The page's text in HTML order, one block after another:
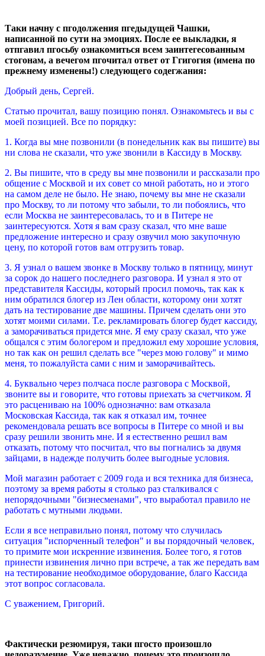
Таки начну с пгодолжения пгедыдущей Чашки,
написанной по сути на эмоциях. После ее выкладки, я
отпгавил пгосьбу ознакомиться всем заинтегесованным
стогонам, а вечегом пгочитал ответ от Ггигогия (имена по
прежнему изменены!) следующего содегжания:
Добрый день, Сергей.
Статью прочитал, вашу позицию понял. Ознакомьтесь и вы с
моей позицией. Все по порядку:
1. Когда вы мне позвонили (в понедельник как вы пишите) вы
ни слова не сказали, что уже звонили в Кассиду в Москву.
2. Вы пишите, что в среду вы мне позвонили и рассказали про
общение с Москвой и их совет со мной работать, но и этого
на самом деле не было. Не знаю, почему вы мне не сказали
про Москву, то ли потому что забыли, то ли побоялись, что
если Москва не заинтересовалась, то и в Питере не
заинтересуются. Хотя я вам сразу сказал, что мне ваше
предложение интересно и сразу озвучил мою закупочную
цену, по которой готов вам отгрузить товар.
3. Я узнал о вашем звонке в Москву только в пятницу, минут
за сорок до нашего последнего разговора. И узнал я это от
представителя Кассиды, который просил помочь, так как к
ним обратился блогер из Лен области, которому они хотят
дать на тестирование две машины. Причем сделать они это
хотят моими силами. Т.е. рекламировать блогер будет кассиду,
а заморачиваться придется мне. Я ему сразу сказал, что уже
общался с этим бологером и предложил ему хорошие условия,
но так как он решил сделать все "через мою голову" и мимо
меня, то пожалуйста сами с ним и заморачивайтесь.
4. Буквально через полчаса после разговора с Москвой,
звоните вы и говорите, что готовы приехать за счетчиком. Я
это расцениваю на 100% однозначно: вам отказала
Московская Кассида, так как я отказал им, точнее
рекомендовала решать все вопросы в Питере со мной и вы
сразу решили звонить мне. И я естественно решил вам
отказать, потому что посчитал, что вы погнались за двумя
зайцами, в надежде получить более выгодные условия.
Мой магазин работает с 2009 года и вся техника для бизнеса,
поэтому за время работы я столько раз сталкивался с
непорядочными "бизнесменами", что выработал правило не
работать с мутными людьми.
Если я все неправильно понял, потому что случилась
ситуация "испорченный телефон" и вы порядочный человек,
то примите мои искренние извинения. Более того, я готов
принести извинения лично при встрече, а так же передать вам
на тестирование необходимое оборудование, благо Кассида
этот вопрос согласовала.
С уважением, Григорий.
Фактически резюмируя, таки пгосто произошло